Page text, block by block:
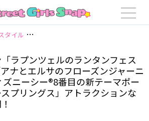
タイル 新アトラクション「ラプンツェルのラン
ラプンツェルのランタンフェス
ナとエルサのフローズンジャーニ
ニーシー®8番目の新テーマポー
プリングス」アトラクションな